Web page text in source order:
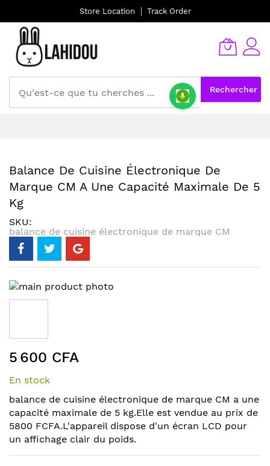
Store Location Track Order
Rechercher
Balance De Cuisine Électronique De
Marque CM A Une Capacité Maximale De 5
Kg
SKU
balance de cuisine électronique de marque CM
Skip
to
of
the
images
gallery
to
beginning
of
the
images
gallery
5 600 CFA
En stock
balance de cuisine électronique de marque CM a une
capacité maximale de 5 kg.Elle est vendue au prix de
5800 FCFA.L'appareil dispose d'un écran LCD pour
un affichage clair du poids.